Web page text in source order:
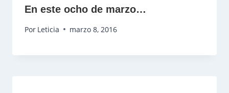
En este ocho de marzo…
Por Leticia marzo 8, 2016